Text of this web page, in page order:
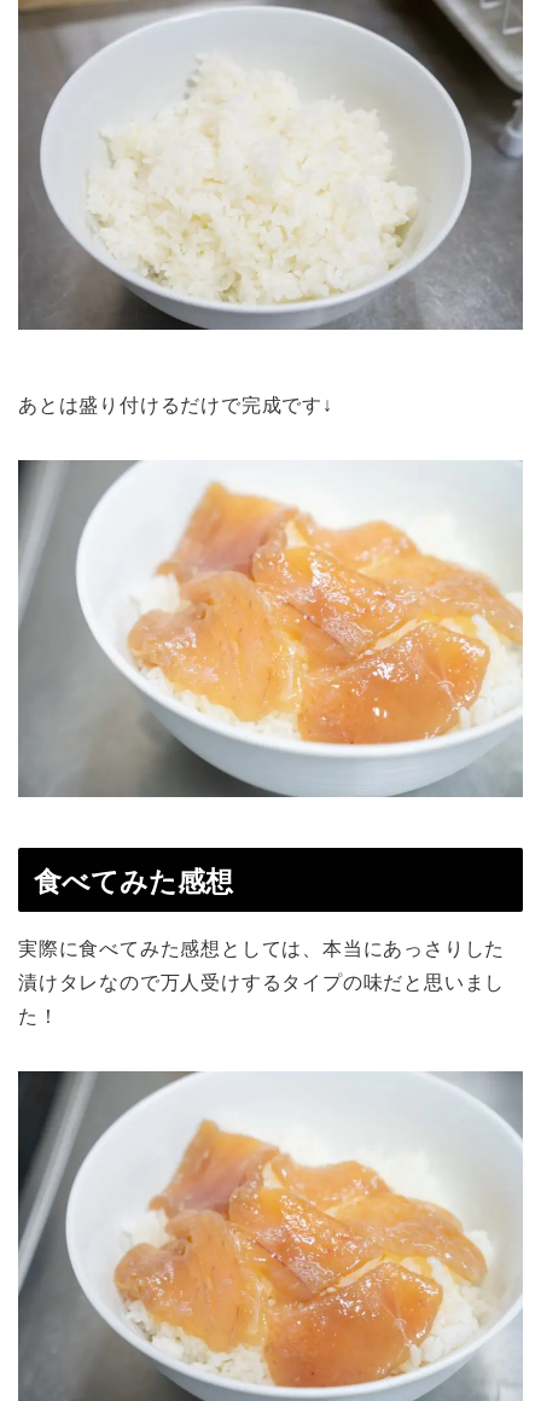
あとは盛り付けるだけで完成です↓
食べてみた感想
実際に食べてみた感想としては、本当にあっさりした
漬けタレなので万人受けするタイプの味だと思いまし
た！